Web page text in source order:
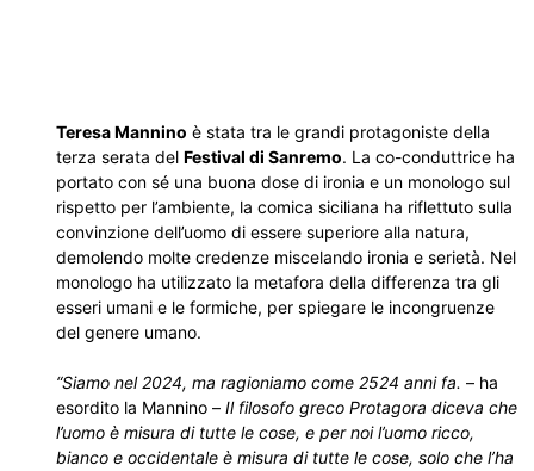
Teresa Mannino è stata tra le grandi protagoniste della
terza serata del Festival di Sanremo. La co-conduttrice ha
portato con sé una buona dose di ironia e un monologo sul
rispetto per l’ambiente, la comica siciliana ha riflettuto sulla
convinzione dell’uomo di essere superiore alla natura,
demolendo molte credenze miscelando ironia e serietà. Nel
monologo ha utilizzato la metafora della differenza tra gli
esseri umani e le formiche, per spiegare le incongruenze
del genere umano.
“Siamo nel 2024, ma ragioniamo come 2524 anni fa. – ha
esordito la Mannino – Il filosofo greco Protagora diceva che
l’uomo è misura di tutte le cose, e per noi l’uomo ricco,
bianco e occidentale è misura di tutte le cose, solo che l’ha